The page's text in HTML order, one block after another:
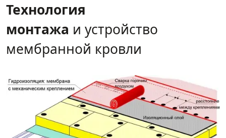
Технология
монтажа и устройство
мембранной кровли